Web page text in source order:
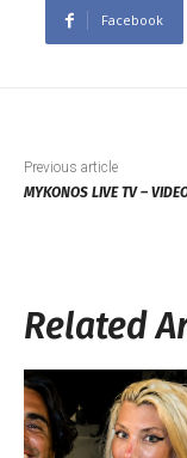
Facebook
Previous article
MYKONOS LIVE TV –
Related